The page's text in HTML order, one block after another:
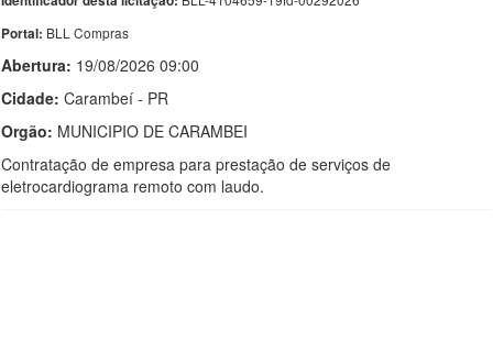
Portal: BLL Compras
Abertura: 19/08/2026 09:00
Cidade: Carambeí - PR
Orgão: MUNICIPIO DE CARAMBEI
Contratação de empresa para prestação de serviços de
eletrocardiograma remoto com laudo.